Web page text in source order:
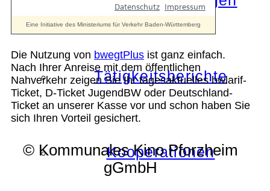
Tätigkeitsberichte
Kooperationen
Die Nutzung von bwegtPlus ist ganz einfach.
Nach Ihrer Anreise mit dem öffentlichen
Nahverkehr zeigen Sie Ihr tagesaktuelles bwlarif-
Ticket, D-Ticket JugendBW oder Deutschland-
Ticket an unserer Kasse vor und schon haben Sie
sich Ihren Vorteil gesichert.
© Kommunales Kino Pforzheim
gGmbH